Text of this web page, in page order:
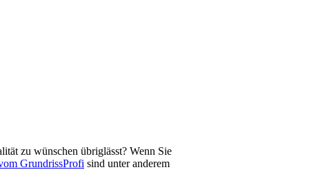
zu wünschen übriglässt? Wenn Sie
GrundrissProfi sind unter anderem